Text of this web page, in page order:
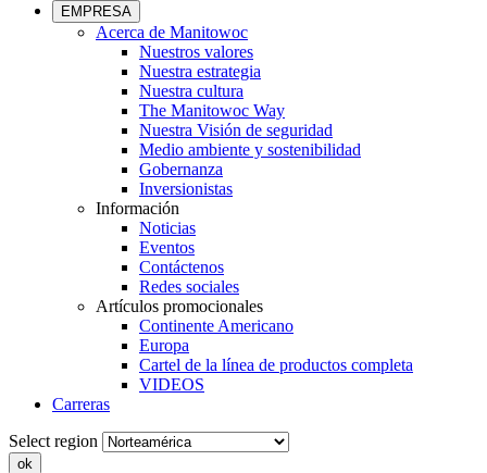
EMPRESA
Acerca de Manitowoc
Nuestros valores
Nuestra estrategia
Nuestra cultura
The Manitowoc Way
Nuestra Visión de seguridad
Medio ambiente y sostenibilidad
Gobernanza
Inversionistas
Información
Noticias
Eventos
Contáctenos
Redes sociales
Artículos promocionales
Continente Americano
Europa
Cartel de la línea de productos completa
VIDEOS
Carreras
Select region